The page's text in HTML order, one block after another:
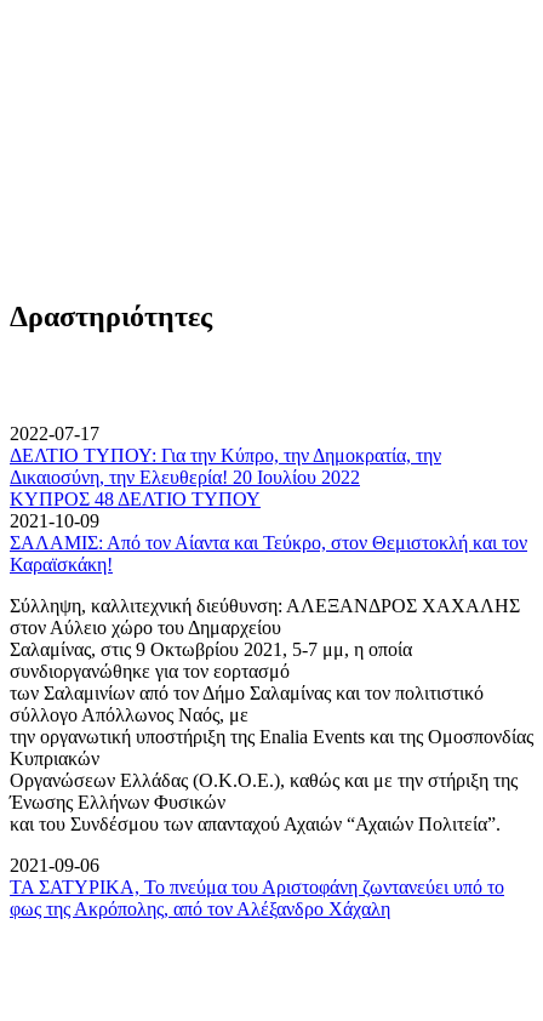
Δραστηριότητες
2022-07-17
ΔΕΛΤΙΟ ΤΥΠΟΥ: Για την Κύπρο, την Δημοκρατία, την
Δικαιοσύνη, την Ελευθερία! 20 Ιουλίου 2022
ΚΥΠΡΟΣ 48 ΔΕΛΤΙΟ ΤΥΠΟΥ
2021-10-09
ΣΑΛΑΜΙΣ: Από τον Αίαντα και Τεύκρο, στον Θεμιστοκλή και τον
Καραϊσκάκη!
Σύλληψη, καλλιτεχνική διεύθυνση: ΑΛΕΞΑΝΔΡΟΣ ΧΑΧΑΛΗΣ
στον Αύλειο χώρο του Δημαρχείου
Σαλαμίνας, στις 9 Οκτωβρίου 2021, 5-7 μμ, η οποία
συνδιοργανώθηκε για τον εορτασμό
των Σαλαμινίων από τον Δήμο Σαλαμίνας και τον πολιτιστικό
σύλλογο Απόλλωνος Ναός, με
την οργανωτική υποστήριξη της Enalia Events και της Ομοσπονδίας
Κυπριακών
Οργανώσεων Ελλάδας (Ο.Κ.Ο.Ε.), καθώς και με την στήριξη της
Ένωσης Ελλήνων Φυσικών
και του Συνδέσμου των απανταχού Αχαιών “Αχαιών Πολιτεία”.
2021-09-06
ΤΑ ΣΑΤΥΡΙΚΑ, Το πνεύμα του Αριστοφάνη ζωντανεύει υπό το
φως της Ακρόπολης, από τον Αλέξανδρο Χάχαλη